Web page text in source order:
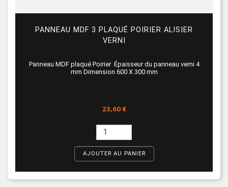
PANNEAU MDF 3 PLAQUÉ POIRIER ALISIER
VERNI
Panneau MDF plaqué Poirier Épaisseur du panneau verni 4
mm Dimension 600 X 300 mm
Prix
23,60 €
AJOUTER AU PANIER